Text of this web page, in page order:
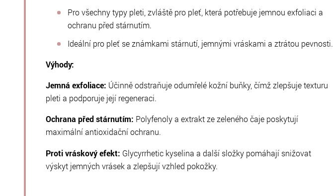
Pro všechny typy pleti, zvláště pro pleť, která potřebuje jemnou exfoliaci a
ochranu před stárnutím.
Ideální pro pleť se známkami stárnutí, jemnými vráskami a ztrátou pevnosti.
Výhody:
Jemná exfoliace: Účinně odstraňuje odumřelé kožní buňky, čímž zlepšuje texturu
pleti a podporuje její regeneraci.
Ochrana před stárnutím: Polyfenoly a extrakt ze zeleného čaje poskytují
maximální antioxidační ochranu.
Proti vráskový efekt: Glycyrrhetic kyselina a další složky pomáhají snižovat
výskyt jemných vrásek a zlepšují vzhled pokožky.